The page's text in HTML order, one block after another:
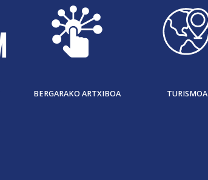
BERGARAKO ARTXIBOA TURISMOA